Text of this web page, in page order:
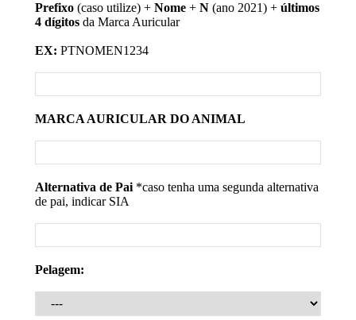
Prefixo (caso utilize) + Nome + N (ano 2021) + últimos
4 dígitos da Marca Auricular
EX: PTNOMEN1234
MARCA AURICULAR DO ANIMAL
Alternativa de Pai *caso tenha uma segunda alternativa
de pai, indicar SIA
Pelagem: